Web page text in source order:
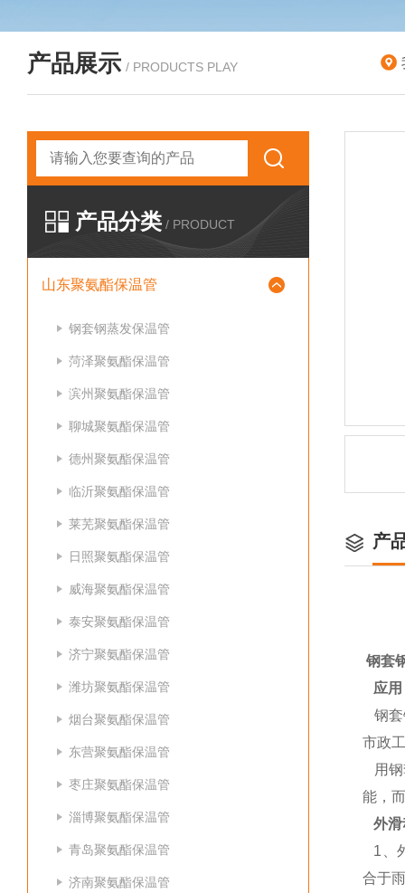
产品展示 / PRODUCTS PLAY
产品分类 / PRODUCT
山东聚氨酯保温管
钢套钢蒸发保温管
菏泽聚氨酯保温管
滨州聚氨酯保温管
聊城聚氨酯保温管
德州聚氨酯保温管
临沂聚氨酯保温管
莱芜聚氨酯保温管
日照聚氨酯保温管
威海聚氨酯保温管
泰安聚氨酯保温管
济宁聚氨酯保温管
潍坊聚氨酯保温管
烟台聚氨酯保温管
东营聚氨酯保温管
枣庄聚氨酯保温管
淄博聚氨酯保温管
青岛聚氨酯保温管
济南聚氨酯保温管
产
钢套
应用
钢套
市政
用钢
能，
外
1、
合于